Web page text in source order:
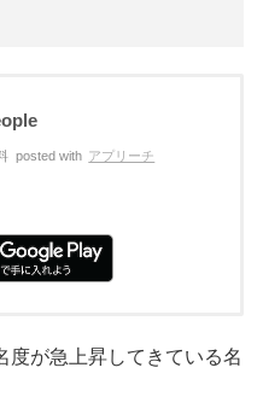
posted with アプリーチ
度が急上昇してきている名